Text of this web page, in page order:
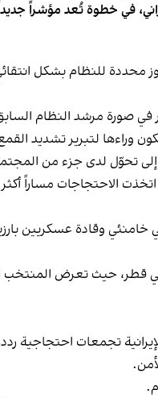
في خطوة تُعد مؤشراً
للنظام بشكل
إلى عام 2009، حين أضرم طلاب
وراءها لتبرير تشديد
إلى تحوّل لدى جزء من
الأمر"، اتخذت
وقادة عسكريين
هذا الرفض إلى ساحات غير سياسية، بينها
الإيرانية تجمعات